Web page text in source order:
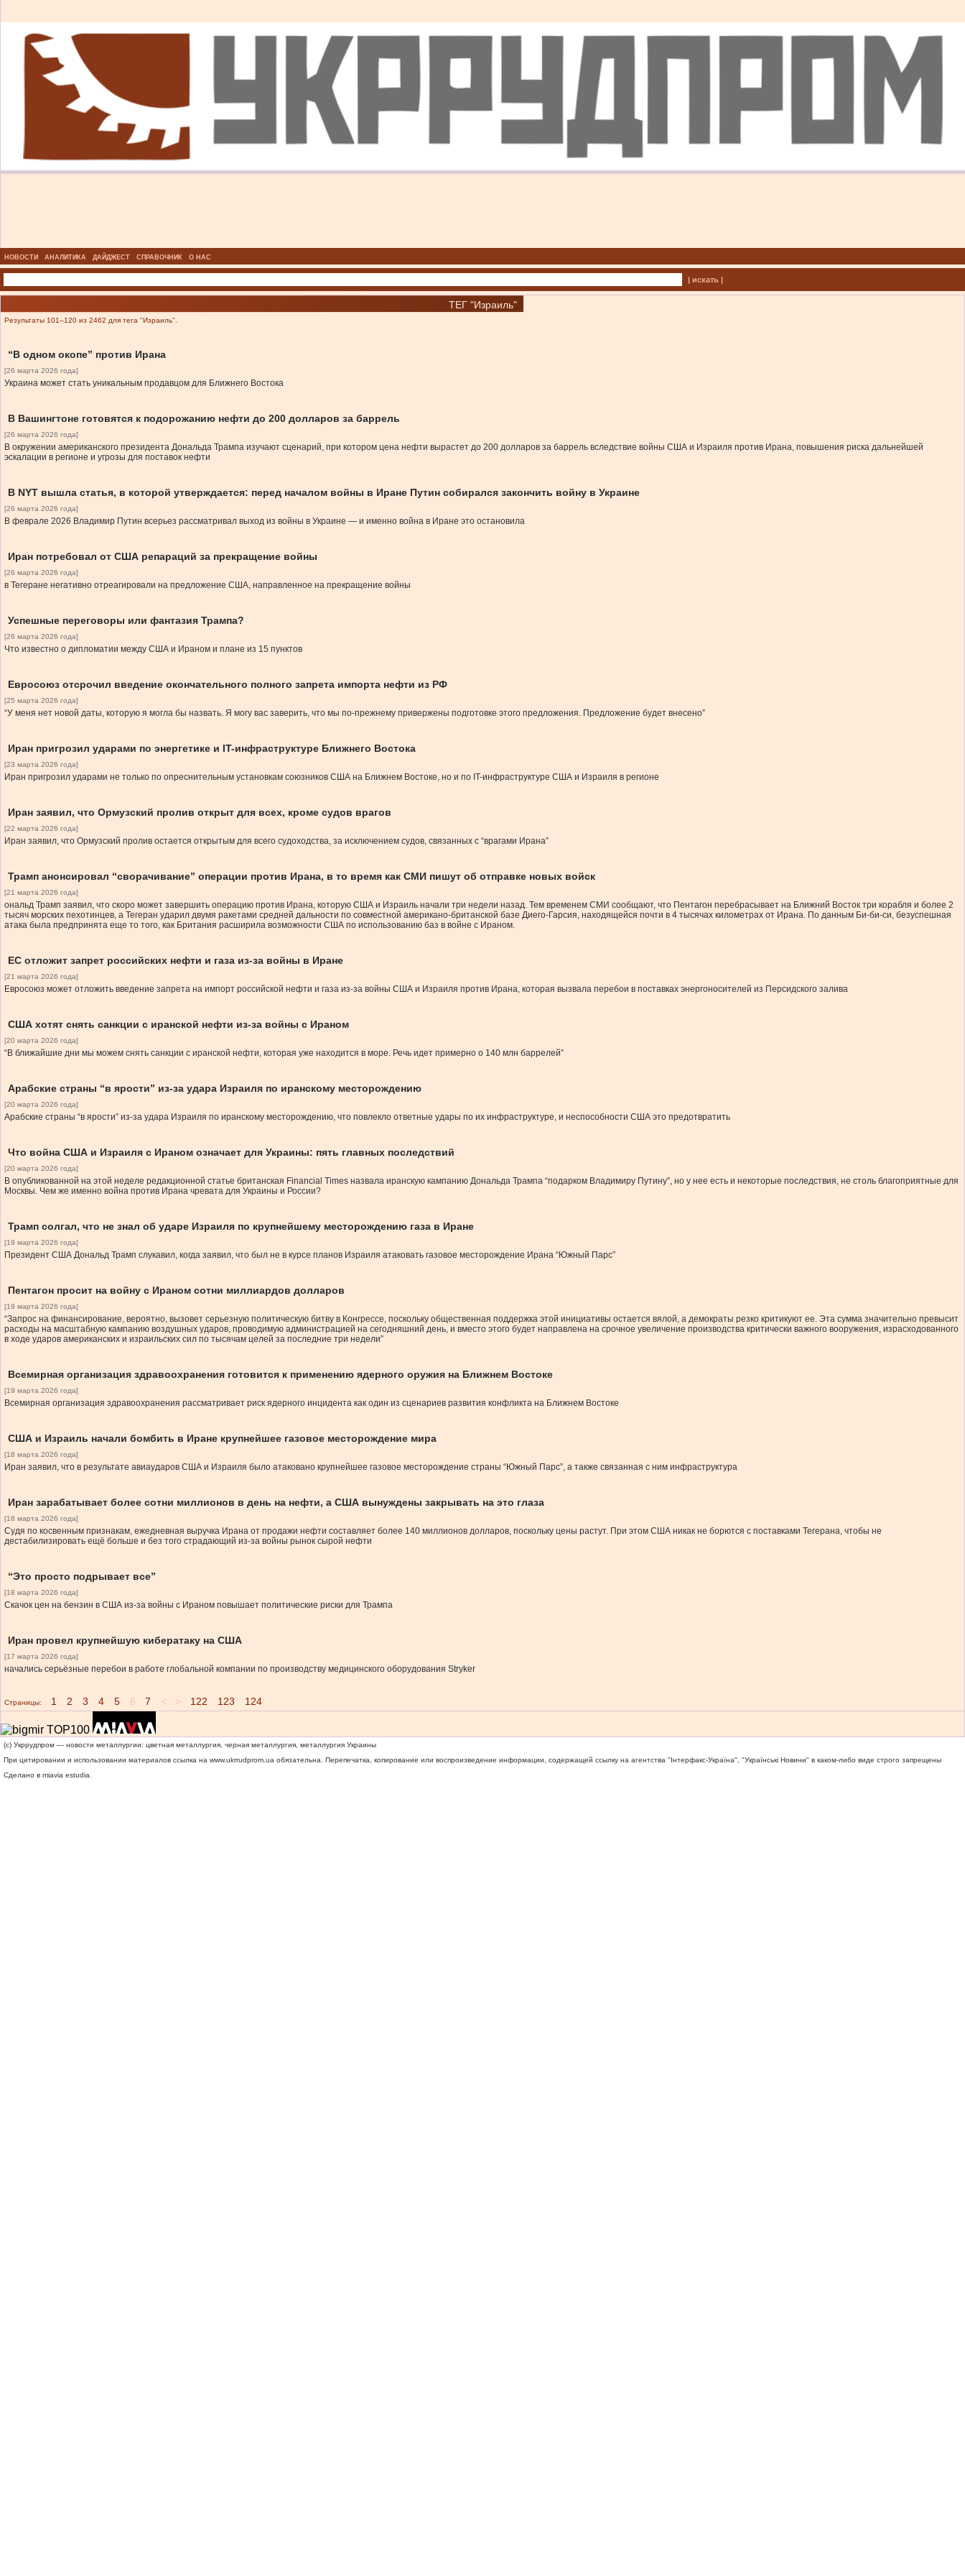
НОВОСТИ АНАЛИТИКА ДАЙДЖЕСТ СПРАВОЧНИК О НАС
| искать |
ТЕГ "Израиль"
Результаты 101–120 из 2462 для тега "Израиль".
“В одном окопе” против Ирана
[26 марта 2026 года]
Украина может стать уникальным продавцом для Ближнего Востока
В Вашингтоне готовятся к подорожанию нефти до 200 долларов за баррель
[26 марта 2026 года]
В окружении американского президента Дональда Трампа изучают сценарий, при котором цена нефти вырастет до 200 долларов за баррель вследствие войны США и Израиля против Ирана, повышения риска дальнейшей
эскалации в регионе и угрозы для поставок нефти
В NYT вышла статья, в которой утверждается: перед началом войны в Иране Путин собирался закончить войну в Украине
[26 марта 2026 года]
В феврале 2026 Владимир Путин всерьез рассматривал выход из войны в Украине — и именно война в Иране это остановила
Иран потребовал от США репараций за прекращение войны
[26 марта 2026 года]
в Тегеране негативно отреагировали на предложение США, направленное на прекращение войны
Успешные переговоры или фантазия Трампа?
[26 марта 2026 года]
Что известно о дипломатии между США и Ираном и плане из 15 пунктов
Евросоюз отсрочил введение окончательного полного запрета импорта нефти из РФ
[25 марта 2026 года]
“У меня нет новой даты, которую я могла бы назвать. Я могу вас заверить, что мы по-прежнему привержены подготовке этого предложения. Предложение будет внесено”
Иран пригрозил ударами по энергетике и IT-инфраструктуре Ближнего Востока
[23 марта 2026 года]
Иран пригрозил ударами не только по опреснительным установкам союзников США на Ближнем Востоке, но и по IT-инфраструктуре США и Израиля в регионе
Иран заявил, что Ормузский пролив открыт для всех, кроме судов врагов
[22 марта 2026 года]
Иран заявил, что Ормузский пролив остается открытым для всего судоходства, за исключением судов, связанных с “врагами Ирана”
Трамп анонсировал “сворачивание” операции против Ирана, в то время как СМИ пишут об отправке новых войск
[21 марта 2026 года]
ональд Трамп заявил, что скоро может завершить операцию против Ирана, которую США и Израиль начали три недели назад. Тем временем СМИ сообщают, что Пентагон перебрасывает на Ближний Восток три корабля и более 2
тысяч морских пехотинцев, а Тегеран ударил двумя ракетами средней дальности по совместной американо-британской базе Диего-Гарсия, находящейся почти в 4 тысячах километрах от Ирана. По данным Би-би-си, безуспешная
атака была предпринята еще то того, как Британия расширила возможности США по использованию баз в войне с Ираном.
ЕС отложит запрет российских нефти и газа из-за войны в Иране
[21 марта 2026 года]
Евросоюз может отложить введение запрета на импорт российской нефти и газа из-за войны США и Израиля против Ирана, которая вызвала перебои в поставках энергоносителей из Персидского залива
США хотят снять санкции с иранской нефти из-за войны с Ираном
[20 марта 2026 года]
“В ближайшие дни мы можем снять санкции с иранской нефти, которая уже находится в море. Речь идет примерно о 140 млн баррелей”
Арабские страны “в ярости” из-за удара Израиля по иранскому месторождению
[20 марта 2026 года]
Арабские страны “в ярости” из-за удара Израиля по иранскому месторождению, что повлекло ответные удары по их инфраструктуре, и неспособности США это предотвратить
Что война США и Израиля с Ираном означает для Украины: пять главных последствий
[20 марта 2026 года]
В опубликованной на этой неделе редакционной статье британская Financial Times назвала иранскую кампанию Дональда Трампа “подарком Владимиру Путину”, но у нее есть и некоторые последствия, не столь благоприятные для
Москвы. Чем же именно война против Ирана чревата для Украины и России?
Трамп солгал, что не знал об ударе Израиля по крупнейшему месторождению газа в Иране
[19 марта 2026 года]
Президент США Дональд Трамп слукавил, когда заявил, что был не в курсе планов Израиля атаковать газовое месторождение Ирана “Южный Парс”
Пентагон просит на войну с Ираном сотни миллиардов долларов
[19 марта 2026 года]
“Запрос на финансирование, вероятно, вызовет серьезную политическую битву в Конгрессе, поскольку общественная поддержка этой инициативы остается вялой, а демократы резко критикуют ее. Эта сумма значительно превысит
расходы на масштабную кампанию воздушных ударов, проводимую администрацией на сегодняшний день, и вместо этого будет направлена на срочное увеличение производства критически важного вооружения, израсходованного
в ходе ударов американских и израильских сил по тысячам целей за последние три недели”
Всемирная организация здравоохранения готовится к применению ядерного оружия на Ближнем Востоке
[19 марта 2026 года]
Всемирная организация здравоохранения рассматривает риск ядерного инцидента как один из сценариев развития конфликта на Ближнем Востоке
США и Израиль начали бомбить в Иране крупнейшее газовое месторождение мира
[18 марта 2026 года]
Иран заявил, что в результате авиаударов США и Израиля было атаковано крупнейшее газовое месторождение страны “Южный Парс”, а также связанная с ним инфраструктура
Иран зарабатывает более сотни миллионов в день на нефти, а США вынуждены закрывать на это глаза
[18 марта 2026 года]
Судя по косвенным признакам, ежедневная выручка Ирана от продажи нефти составляет более 140 миллионов долларов, поскольку цены растут. При этом США никак не борются с поставками Тегерана, чтобы не
дестабилизировать ещё больше и без того страдающий из-за войны рынок сырой нефти
“Это просто подрывает все”
[18 марта 2026 года]
Скачок цен на бензин в США из-за войны с Ираном повышает политические риски для Трампа
Иран провел крупнейшую кибератаку на США
[17 марта 2026 года]
начались серьёзные перебои в работе глобальной компании по производству медицинского оборудования Stryker
Страницы: 1 2 3 4 5 6 7 <...> 122 123 124
(c) Укррудпром — новости металлургии: цветная металлургия, черная металлургия, металлургия Украины
При цитировании и использовании материалов ссылка на www.ukrrudprom.ua обязательна. Перепечатка, копирование или воспроизведение информации, содержащей ссылку на агентства "Iнтерфакс-Україна", "Українськi Новини" в каком-либо виде строго запрещены
Сделано в miavia estudia.